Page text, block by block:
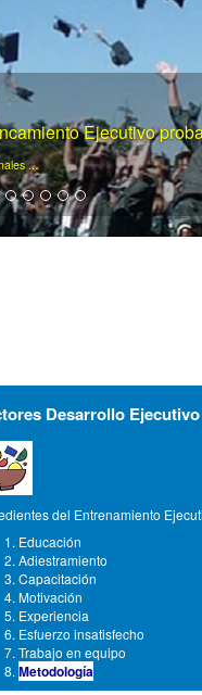
. com
gerencia ...
Desarrollo Ejecutivo
del Entrenamiento
Educación
Adiestramiento
Capacitación
Motivación
Experiencia
Esfuerzo insatisfecho
Trabajo en equipo
Metodología